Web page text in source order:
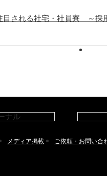
される社宅・社員寮 ～採
メディア掲載 ご依頼・お問い合